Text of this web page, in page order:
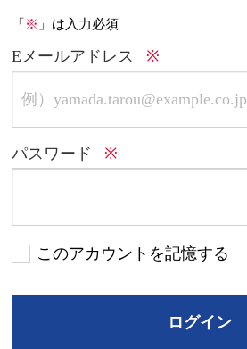
「※ 」は入力必須
Eメールアドレス
パスワード
このアカウントを記憶する
ログイン